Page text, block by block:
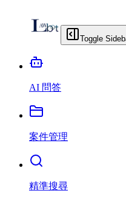
Toggle
AI 問答
案件管理
精準搜尋